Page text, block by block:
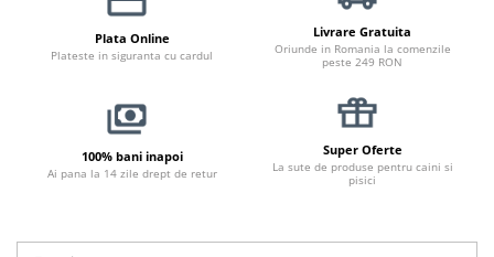
Pisică Senior
Diete Veterinare Pisică
Recompense Pisici
Cremoase
Proteice
Plata Online
Plateste in siguranta cu cardul
Livrare Gratuita
Oriunde in Romania la comenzile
peste 249 RON
100% bani inapoi
Ai pana la 14 zile drept de retur
Super Oferte
La sute de produse pentru caini si
pisici